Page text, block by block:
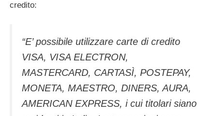
credito:
“E’ possibile utilizzare carte di credito
VISA, VISA ELECTRON,
MASTERCARD, CARTASÌ, POSTEPAY,
MONETA, MAESTRO, DINERS, AURA,
AMERICAN EXPRESS, i cui titolari siano